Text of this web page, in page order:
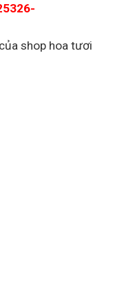
shop hoa tươi